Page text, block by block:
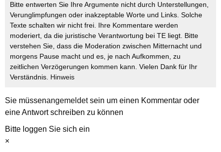
Bitte entwerten Sie Ihre Argumente nicht durch Unterstellungen,
Verunglimpfungen oder inakzeptable Worte und Links. Solche
Texte schalten wir nicht frei. Ihre Kommentare werden
moderiert, da die juristische Verantwortung bei TE liegt. Bitte
verstehen Sie, dass die Moderation zwischen Mitternacht und
morgens Pause macht und es, je nach Aufkommen, zu
zeitlichen Verzögerungen kommen kann. Vielen Dank für Ihr
Verständnis. Hinweis
Sie müssenangemeldetsein um einen Kommentar oder
eine Antwort schreiben zu können
Bitte loggen Sie sich ein
×